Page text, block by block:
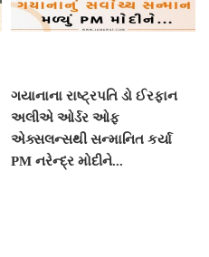
ગયાનાના રાષ્ટ્રપતિ ડો ઈરફાન
અલીએ ઓર્ડર ઓફ
એક્સલન્સથી સન્માનિત કર્યા
PM નરેન્દ્ર મોદીને...